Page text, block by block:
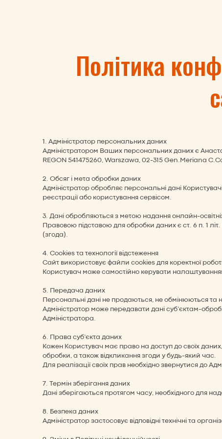
Політика
1. Адміністратор персональних даних
Адміністратором Ваших персональних даних є
REGON 541475260, Warszawa, 02-315 Gen.Meriana
2. Обсяг і мета обробки даних
Адміністратор обробляє персональні дані
реєстрації або користування сервісом.
3. Дані обробляються з метою надання онлайн-
Правовою підставою для обробки даних є ст. 6 п. 1
(згода).
4. Cookies та технології відстеження
Сайт використовує файли cookies для коректної
Користувач може самостійно керувати
5. Передача даних
Персональні дані не продаються, не обмінюються та
Адміністратор може передавати дані суб’єктам-
Адміністратора.
6. Права суб’єкта даних
Кожен Користувач має право на доступ до своїх
обробки, а також відкликання згоди у будь-який час.
Для реалізації своїх прав необхідно звернутися до
7. Термін зберігання даних
Дані зберігаються протягом часу, необхідного для
8. Безпека даних
Адміністратор застосовує відповідні технічні та